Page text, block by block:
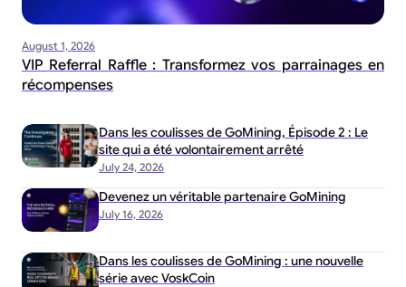
August 1, 2026
VIP Referral Raffle : Transformez vos parrainages en
récompenses
July 24, 2026
Dans les coulisses de GoMining, Épisode 2 : Le
site qui a été volontairement arrêté
July 16, 2026
Devenez un véritable partenaire GoMining
Dans les coulisses de GoMining : une nouvelle
série avec VoskCoin